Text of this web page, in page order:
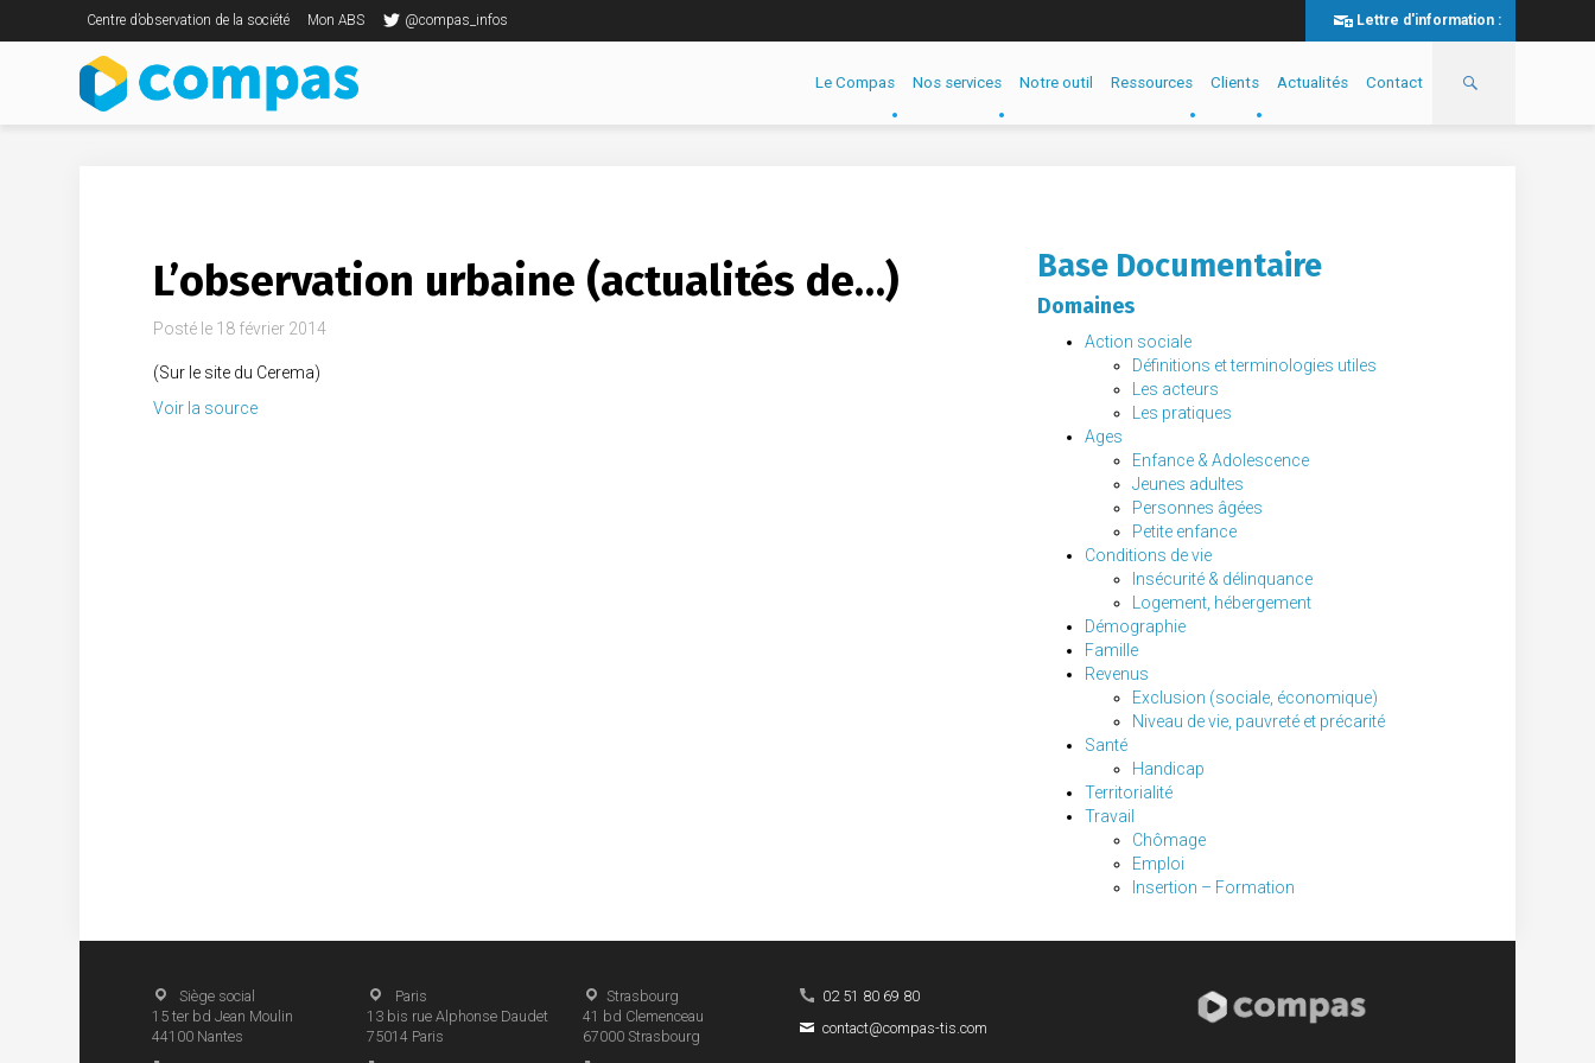
Centre d’observation de la société Mon ABS @compas_infos Lettre d'information :
Le Compas Nos services Notre outil Ressources Clients Actualités Contact
L’observation urbaine (actualités de…)
Posté le 18 février 2014
(Sur le site du Cerema)
Voir la source
Base Documentaire
Domaines
Action sociale
Définitions et terminologies utiles
Les acteurs
Les pratiques
Ages
Enfance & Adolescence
Jeunes adultes
Personnes âgées
Petite enfance
Conditions de vie
Insécurité & délinquance
Logement, hébergement
Démographie
Famille
Revenus
Exclusion (sociale, économique)
Niveau de vie, pauvreté et précarité
Santé
Handicap
Territorialité
Travail
Chômage
Emploi
Insertion – Formation
Siège social
15 ter bd Jean Moulin
44100 Nantes
Paris
13 bis rue Alphonse Daudet
75014 Paris
Strasbourg
41 bd Clemenceau
67000 Strasbourg
02 51 80 69 80
contact@compas-tis.com